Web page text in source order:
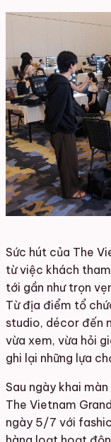
Sức hút của The
từ việc khách
tới gần như trọn
Từ địa điểm tổ
studio, décor đến
vừa xem, vừa hỏi
ghi lại những lựa
Sau ngày khai
The Vietnam
ngày 5/7 với